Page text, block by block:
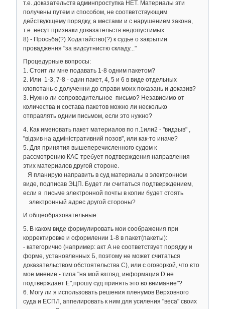
т.е. доказательств админпроступка НЕТ. Материалы эти
получены путем и способом, не соответствующим
действующему порядку, а местами и с нарушением закона,
т.е. несут признаки доказательств недопустимых.
8) - Просьба(?) Ходатайство(?) к судье о закрытии
провадження "за видсутнистю складу..."
Процедурные вопросы:
1. Стоит ли мне подавать 1-8 одним пакетом?
2. Или 1-3, 7-8 - один пакет, 4, 5 и 6 в виде отдельных
клопотань о долученни до справи моих показань и доказив?
3. Нужно ли сопроводительное письмо? Независимо от
количества и состава пакетов можно ли несколько
отправлять одним письмом, если это нужно?
4. Как именовать пакет материалов по п.1или2 - "видзыв" ,
"відзив на адміністративний позов", или как-то иначе?
5. Для принятия вышеперечисленного судом к
рассмотрению КАС требует подтверждения направления
этих материалов другой стороне.
Я планирую направить в суд материалы в электронном
виде, подписав ЭЦП. Будет ли считаться подтверждением,
если в письме электронной почты в копии будет стоять
электронный адрес другой стороны?
И общеобразовательные:
5. В каком виде формулировать мои соображения при
корректировке и оформлении 1-8 в пакет(пакеты):
- категорично (например: акт А не соответствует порядку и
форме, установленных Б, поэтому не может считаться
доказательством обстоятельства С), или с оговоркой, что єто
мое мнение - типа "на мой взгляд, информация D не
подтверждает Е",прошу суд принять это во внимание"?
6. Могу ли я использовать решения пленумов Верховного
суда и ЕСПЛ, аппелировать к ним для усиления "веса" своих